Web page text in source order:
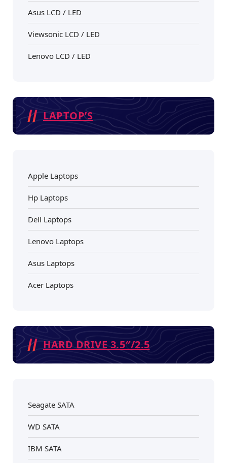
Asus LCD / LED
Viewsonic LCD / LED
Lenovo LCD / LED
LAPTOP’S
Apple Laptops
Hp Laptops
Dell Laptops
Lenovo Laptops
Asus Laptops
Acer Laptops
HARD DRIVE 3.5″/2.5
Seagate SATA
WD SATA
IBM SATA